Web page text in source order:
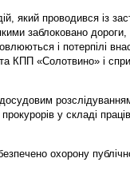
який проводився із
заблоковано дороги,
і потерпілі
КПП «Солотвино» і
у складі
охорону